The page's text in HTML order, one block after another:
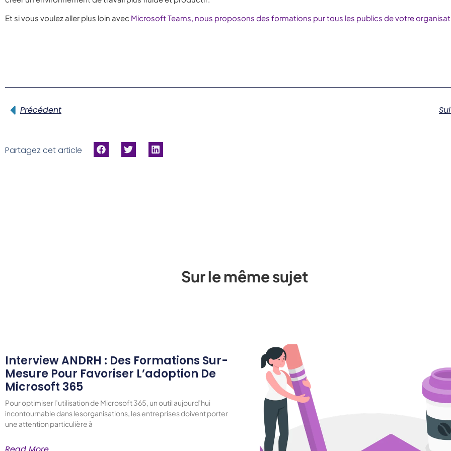
Et si vous voulez aller plus loin avec Microsoft Teams, nous proposons des formations pur tous les publics de votre
Précédent
Partagez cet article
Sur le même sujet
Interview ANDRH : Des Formations Sur-
Mesure Pour Favoriser L’adoption De
Microsoft 365
Pour optimiser l’utilisation de Microsoft 365, un outil aujourd’hui
incontournable dans lesorganisations, les entreprises doivent porter
une attention particulière à